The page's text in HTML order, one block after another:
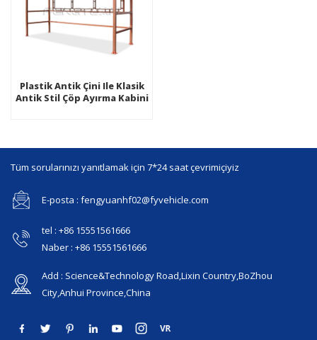
Plastik Antik Çini Ile Klasik
Antik Stil Çöp Ayırma Kabini
Tüm sorularınızı yanıtlamak için 7*24 saat çevrimiçiyiz
E-posta : fengyuanhf02@fyvehicle.com
tel : +86 15551561666
Naber : +86 15551561666
Add : Science&Technology Road,Lixin Country,BoZhou
City,Anhui Province,China